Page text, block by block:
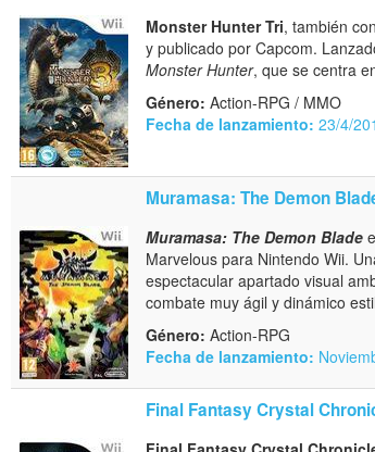
Monster Hunter Tri, también
y publicado por Capcom.
Monster Hunter, que se centra
Género: Action-RPG / MMO
Fecha de lanzamiento: 23/4/
Muramasa: The Demon
Muramasa: The Demon Blade
Marvelous para Nintendo Wii.
espectacular apartado visual
combate muy ágil y dinámico
Género: Action-RPG
Fecha de lanzamiento:
Final Fantasy Crystal